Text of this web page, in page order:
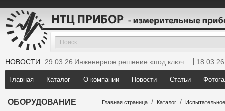
НОВОСТИ: 29.03.26 Инженерное решение «под ключ…
18.03.26
25.12.25Мы инсталлировали новую GTEM…
Главная Каталог О компании Новости Статьи
ОБОРУДОВАНИЕ Главная страница / Каталог /